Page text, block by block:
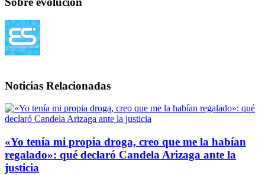
Noticias Relacionadas
«Yo tenía mi propia droga, creo que me la habían
regalado»: qué declaró Candela Arizaga ante la
justicia